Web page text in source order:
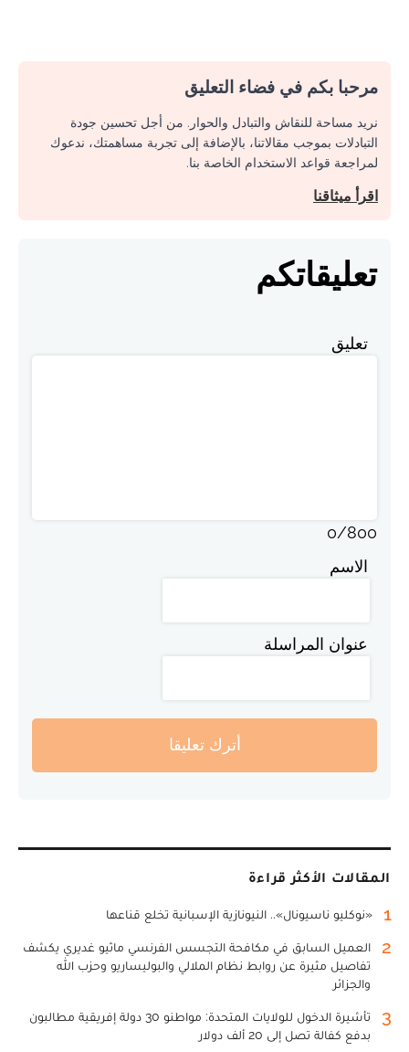
مرحبا بكم في فضاء التعليق
نريد مساحة للنقاش والتبادل والحوار. من أجل تحسين جودة
التبادلات بموجب مقالاتنا، بالإضافة إلى تجربة مساهمتك، ندعوك
لمراجعة قواعد الاستخدام الخاصة بنا.
اقرأ ميثاقنا
تعليقاتكم
تعليق
0/800
الاسم
عنوان المراسلة
أترك تعليقا
المقالات الأكثر قراءة
1 «نوكليو ناسيونال».. النيونازية الإسبانية تخلع قناعها
2
العميل السابق في مكافحة التجسس الفرنسي ماثيو غديري يكشف
تفاصيل مثيرة عن روابط نظام الملالي والبوليساريو وحزب الله
والجزائر
3
تأشيرة الدخول للولايات المتحدة: مواطنو 30 دولة إفريقية مطالبون
بدفع كفالة تصل إلى 20 ألف دولار